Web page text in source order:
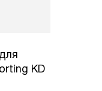
KD